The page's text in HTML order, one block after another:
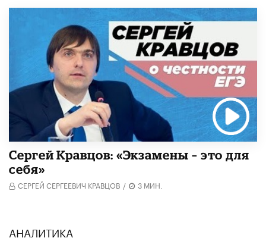
Сергей Кравцов: «Экзамены – это для
себя»
СЕРГЕЙ СЕРГЕЕВИЧ КРАВЦОВ / 3 МИН.
АНАЛИТИКА